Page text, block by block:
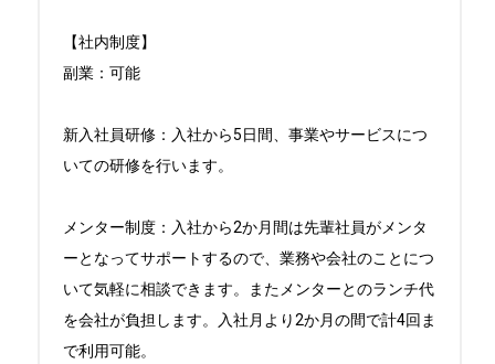
【社内制度】
副業：可能
新入社員研修：入社から5日間、事業やサービスにつ
いての研修を行います。
メンター制度：入社から2か月間は先輩社員がメンタ
ーとなってサポートするので、業務や会社のことにつ
いて気軽に相談できます。またメンターとのランチ代
を会社が負担します。入社月より2か月の間で計4回ま
で利用可能。